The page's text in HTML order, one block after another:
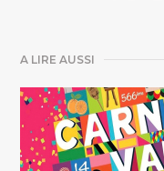
A LIRE AUSSI